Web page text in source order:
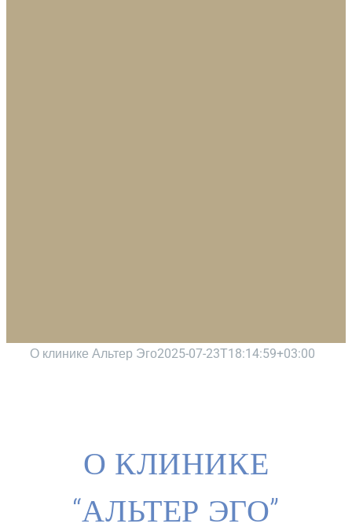
О клинике Альтер Эго2025-07-23T18:14:59+03:00
О КЛИНИКЕ
“АЛЬТЕР ЭГО”